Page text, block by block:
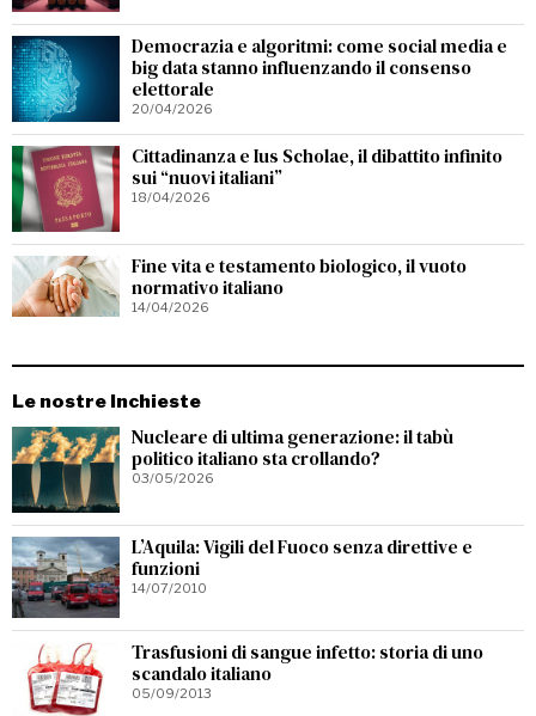
Democrazia e algoritmi: come social media e
big data stanno influenzando il consenso
elettorale
20/04/2026
Cittadinanza e Ius Scholae, il dibattito infinito
sui “nuovi italiani”
18/04/2026
Fine vita e testamento biologico, il vuoto
normativo italiano
14/04/2026
Le nostre Inchieste
Nucleare di ultima generazione: il tabù
politico italiano sta crollando?
03/05/2026
L’Aquila: Vigili del Fuoco senza direttive e
funzioni
14/07/2010
Trasfusioni di sangue infetto: storia di uno
scandalo italiano
05/09/2013